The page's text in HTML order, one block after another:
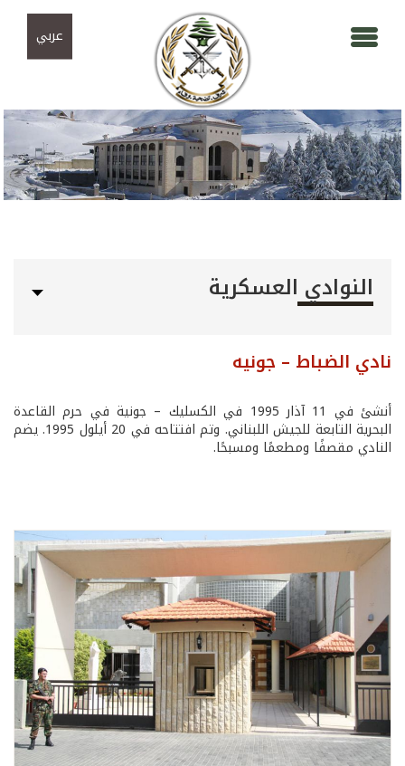
عربي
النوادي العسكرية
نادي الضباط – جونيه
أنشئ في 11 آذار 1995 في الكسليك – جونية في حرم القاعدة
البحرية التابعة للجيش اللبناني. وتم افتتاحه في 20 أيلول 1995. يضم
النادي مقصفًا ومطعمًا ومسبحًا.